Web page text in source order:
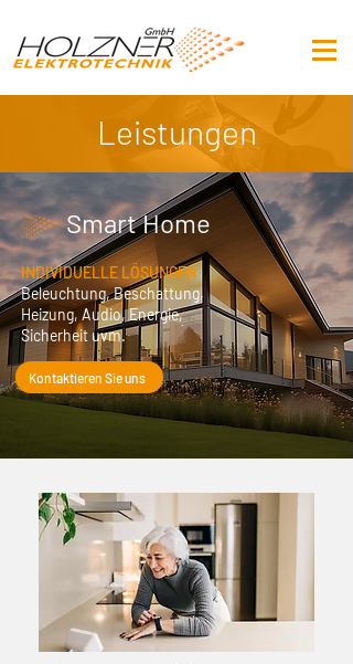
Leistungen
Smart Home
INDIVIDUELLE LÖSUNGEN
Beleuchtung, Beschattung,
Heizung, Audio, Energie,
Sicherheit uvm.
Kontaktieren Sie uns